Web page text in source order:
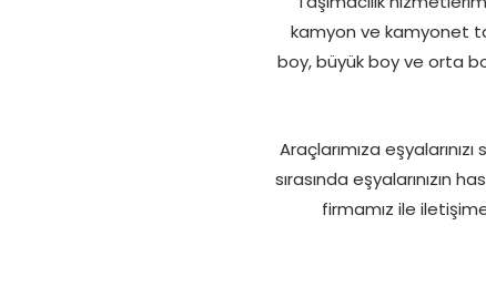
kamyon ve kamyonet
boy, büyük boy ve orta
Araçlarımıza
sırasında
firmamız ile